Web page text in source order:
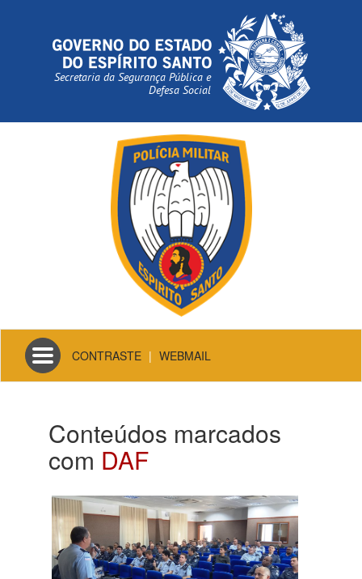
Secretaria da Segurança Pública e
Defesa Social
Toggle
navigation
CONTRASTE | WEBMAIL
Conteúdos marcados
com DAF